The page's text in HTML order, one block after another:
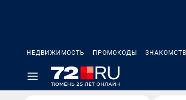
НЕДВИЖИМОСТЬ ПРОМОКОДЫ